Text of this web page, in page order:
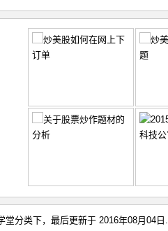
堂分类下，最后更新于 2016年08月04日.